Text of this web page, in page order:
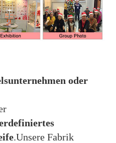
oder
.Unsere Fabrik